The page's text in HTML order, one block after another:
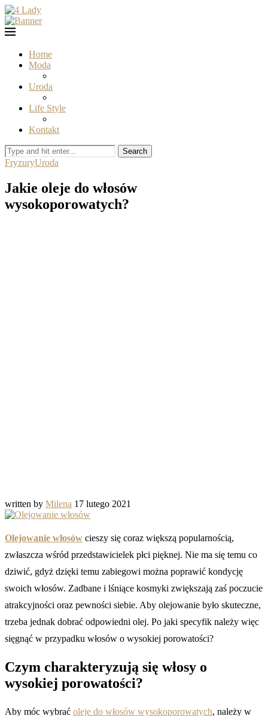
Home
Moda
Uroda
Life Style
Kontakt
Search
FryzuryUroda
Jakie oleje do włosów
wysokoporowatych?
written by Milena 17 lutego 2021
Olejowanie włosów cieszy się coraz większą popularnością,
zwłaszcza wśród przedstawicielek płci pięknej. Nie ma się temu co
dziwić, gdyż dzięki temu zabiegowi można poprawić kondycję
swoich włosów. Zadbane i lśniące kosmyki zwiększają zaś poczucie
atrakcyjności oraz pewności siebie. Aby olejowanie było skuteczne,
trzeba jednak dobrać odpowiedni olej. Po jaki specyfik należy więc
sięgnąć w przypadku włosów o wysokiej porowatości?
Czym charakteryzują się włosy o
wysokiej porowatości?
Aby móc wybrać oleje do włosów wysokoporowatych, należy w